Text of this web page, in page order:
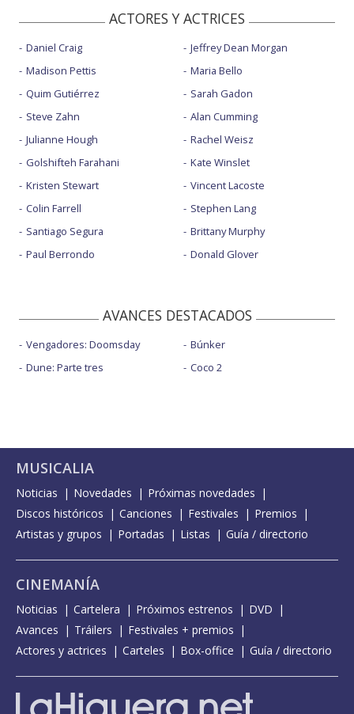
ACTORES Y ACTRICES
Daniel Craig
Madison Pettis
Quim Gutiérrez
Steve Zahn
Julianne Hough
Golshifteh Farahani
Kristen Stewart
Colin Farrell
Santiago Segura
Paul Berrondo
Jeffrey Dean Morgan
Maria Bello
Sarah Gadon
Alan Cumming
Rachel Weisz
Kate Winslet
Vincent Lacoste
Stephen Lang
Brittany Murphy
Donald Glover
AVANCES DESTACADOS
Vengadores: Doomsday
Dune: Parte tres
Búnker
Coco 2
MUSICALIA
Noticias Novedades
Próximas novedades
Discos históricos
Canciones Festivales
Premios
Artistas y grupos
Portadas Listas Guía / directorio
CINEMANÍA
Noticias Cartelera Próximos estrenos
DVD
Avances
Tráilers
Festivales + premios
Actores y actrices
Carteles Box-office Guía / directorio